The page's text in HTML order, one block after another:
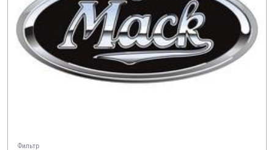
Фильтр